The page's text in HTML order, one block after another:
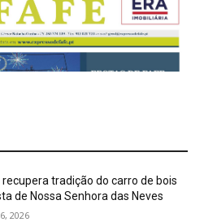
recupera tradição do carro de bois
de Nossa Senhora das Neves
2026